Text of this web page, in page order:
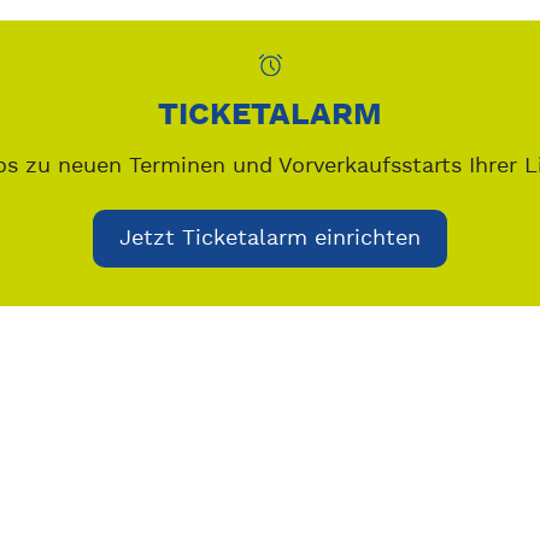
TICKETALARM
zu neuen Terminen und Vorverkaufsstarts Ihrer
Jetzt Ticketalarm einrichten